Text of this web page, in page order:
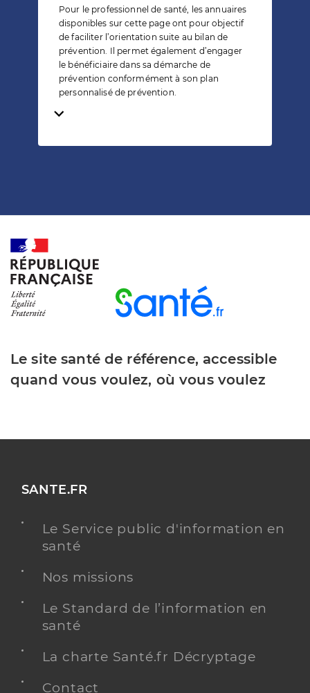
Pour le professionnel de santé, les annuaires
disponibles sur cette page ont pour objectif
de faciliter l’orientation suite au bilan de
prévention. Il permet également d’engager
le bénéficiaire dans sa démarche de
prévention conformément à son plan
personnalisé de prévention.
Temps de lecture
Le site santé de référence, accessible
quand vous voulez, où vous voulez
SANTE.FR
Le Service public d'information en
santé
Nos missions
Le Standard de l’information en
santé
La charte Santé.fr Décryptage
Contact